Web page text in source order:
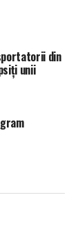
din
unii